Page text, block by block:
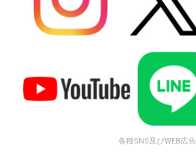
各種SNS及びWEB広告